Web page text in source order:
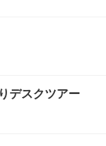
デスクツアー